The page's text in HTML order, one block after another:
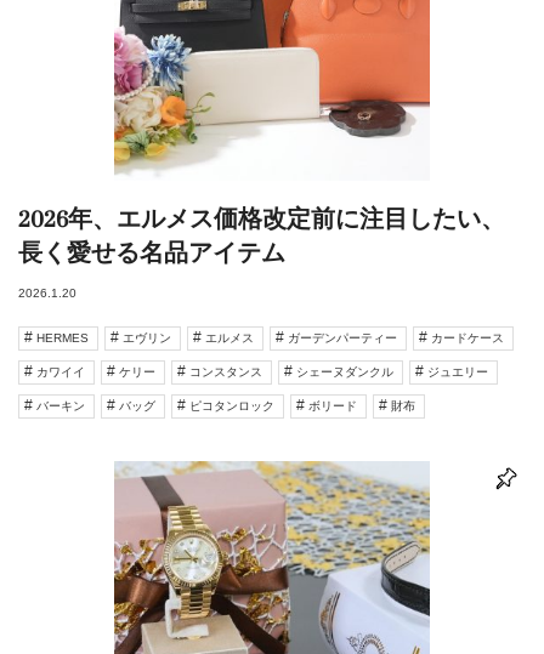
2026年、エルメス価格改定前に注目したい、
長く愛せる名品アイテム
2026.1.20
HERMES エヴリン エルメス ガーデンパーティー カードケース
カワイイ ケリー コンスタンス シェーヌダンクル ジュエリー
バーキン バッグ ピコタンロック ボリード 財布